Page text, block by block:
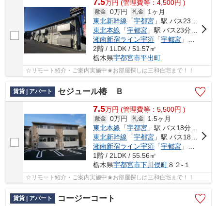
7.5万円 (管理費等：4,500円 )
敷金 0万円 礼金
1ヶ月
東北新幹線 「宇都宮 」駅 バス23分 「日本信号前」 停歩12分車14分 5.7km
東北本線 「宇都宮 」駅 バス23分 「日本信号前」 停歩12分
湘南新宿ライン宇須 「宇都宮 」駅 バス23分 「日本信号前」 停歩12分
2階 / 1LDK / 51.57㎡
栃木県宇都宮市平出町
☆リモート紹介・ご案内実施中★お部屋探しは三和住宅まで！！
賃貸 | アパート セジュール椿 Ｂ
7.5万円 (管理費等：5,500円 )
敷金 0万円 礼金
1.5ヶ月
東北本線 「宇都宮 」駅 バス18分 「堀切（栃木県）」 停歩6分
東北新幹線 「宇都宮 」駅 バス18分 「堀切（栃木県）」 停歩6分
湘南新宿ライン宇須 「宇都宮 」駅 バス18分 「堀切（栃木県）」 停歩6分
1階 / 2LDK / 55.56㎡
栃木県宇都宮市下川俣町８２-１
☆リモート紹介・ご案内実施中★お部屋探しは三和住宅まで！！
賃貸 | アパート コージーコート